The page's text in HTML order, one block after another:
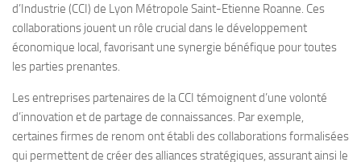
d’Industrie (CCI) de Lyon Métropole Saint-Etienne Roanne. Ces
collaborations jouent un rôle crucial dans le développement
économique local, favorisant une synergie bénéfique pour toutes
les parties prenantes.
Les entreprises partenaires de la CCI témoignent d’une volonté
d’innovation et de partage de connaissances. Par exemple,
certaines firmes de renom ont établi des collaborations formalisées
qui permettent de créer des alliances stratégiques, assurant ainsi le